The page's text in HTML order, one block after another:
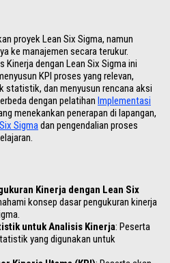
proyek Lean Six Sigma, namun
ke manajemen secara terukur.
Kinerja dengan Lean Six Sigma ini
KPI proses yang relevan,
dan menyusun rencana aksi
dengan pelatihan Implementasi
menekankan penerapan di lapangan,
Sigmadan pengendalian proses
Kinerja dengan Lean Six
konsep dasar pengukuran kinerja
untuk Analisis Kinerja: Peserta
yang digunakan untuk